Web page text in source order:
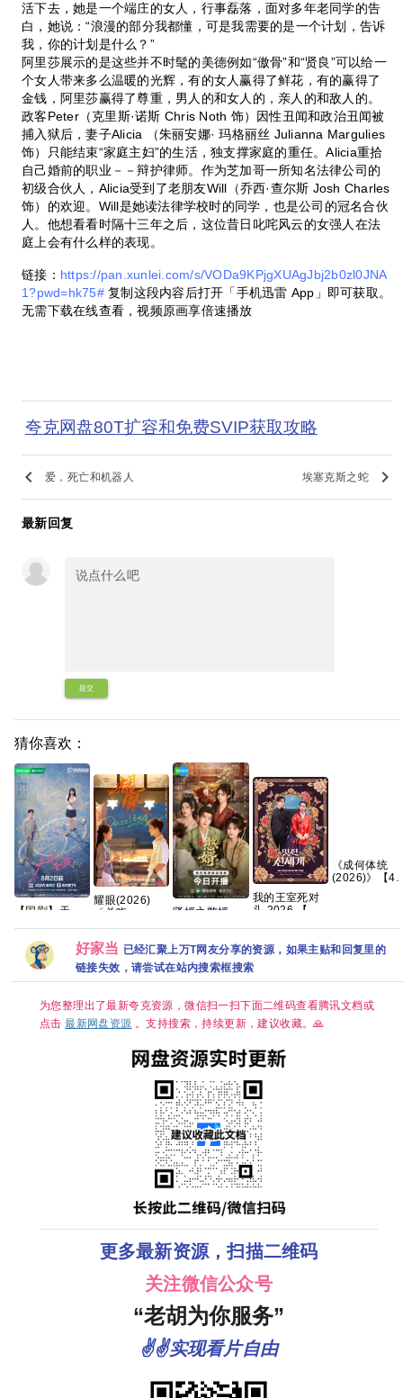
活下去，她是一个端庄的女人，行事磊落，面对多年老同学的告
白，她说：“浪漫的部分我都懂，可是我需要的是一个计划，告诉
我，你的计划是什么？”
阿里莎展示的是这些并不时髦的美德例如“傲骨”和“贤良”可以给一
个女人带来多么温暖的光辉，有的女人赢得了鲜花，有的赢得了
金钱，阿里莎赢得了尊重，男人的和女人的，亲人的和敌人的。
政客Peter（克里斯·诺斯 Chris Noth 饰）因性丑闻和政治丑闻被
捕入狱后，妻子Alicia （朱丽安娜· 玛格丽丝 Julianna Margulies
饰）只能结束“家庭主妇”的生活，独支撑家庭的重任。Alicia重拾
自己婚前的职业－－辩护律师。作为芝加哥一所知名法律公司的
初级合伙人，Alicia受到了老朋友Will（乔西·查尔斯 Josh Charles
饰）的欢迎。Will是她读法律学校时的同学，也是公司的冠名合伙
人。他想看看时隔十三年之后，这位昔日叱咤风云的女强人在法
庭上会有什么样的表现。
链接： https://pan.xunlei.com/s/VODa9KPjgXUAgJbj2b0zl0JNA
1?pwd=hk75#复制这段内容后打开「手机迅雷 App」即可获取。
无需下载在线查看，视频原画享倍速播放
夸克网盘80T扩容和免费SVIP获取攻略
keyboard_arrow_left 爱，死亡和机器人 埃塞克斯之蛇 keyboard_arrow_right
最新回复
提交
猜你喜欢：
【国剧】天
最新】
【2016P】
【田曦薇 / 胡
一天主演】
耀眼(2026)
〔关晓
彤〕/4k+1080P
超清画质|简中
字幕/夸克/百度
网盘资源【单
集0.8～3GB】
贤婿之憨婿
毅鸿 朱容君 范
梦 徐紫茵 已更
最新 夸克
我的王室死对
头 2026 【首
妍 / 许南俊】
【韩剧中字】
《成何体统
(2026)》【4K
全】【310G
【夸克/百度】
好家当 已经汇聚上万T网友分享的资源，如果主贴和回复里的
链接失效，请尝试在站内搜索框搜索
为您整理出了最新夸克资源，微信扫一扫下面二维码查看腾讯文档或
点击最新网盘资源 。支持搜索，持续更新，建议收藏。🙏
更多最新资源，扫描二维码
关注微信公众号
“老胡为你服务”
✌✌实现看片自由